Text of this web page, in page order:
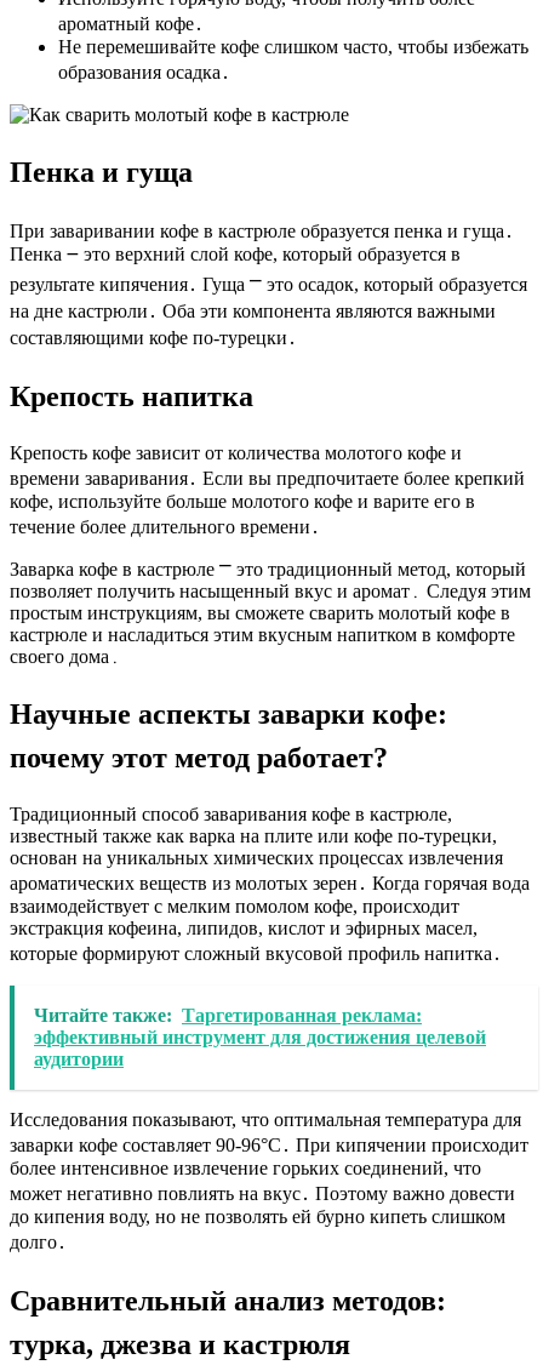
ароматный кофе․
Не перемешивайте кофе слишком часто, чтобы избежать
образования осадка․
Пенка и гуща
При заваривании кофе в кастрюле образуется пенка и гуща․
Пенка ౼ это верхний слой кофе, который образуется в
результате кипячения․ Гуща ⎻ это осадок, который образуется
на дне кастрюли․ Оба эти компонента являются важными
составляющими кофе по-турецки․
Крепость напитка
Крепость кофе зависит от количества молотого кофе и
времени заваривания․ Если вы предпочитаете более крепкий
кофе, используйте больше молотого кофе и варите его в
течение более длительного времени․
Заварка кофе в кастрюле ⎻ это традиционный метод, который
позволяет получить насыщенный вкус и аромат․ Следуя этим
простым инструкциям, вы сможете сварить молотый кофе в
кастрюле и насладиться этим вкусным напитком в комфорте
своего дома․
Научные аспекты заварки кофе:
почему этот метод работает?
Традиционный способ заваривания кофе в кастрюле,
известный также как варка на плите или кофе по-турецки,
основан на уникальных химических процессах извлечения
ароматических веществ из молотых зерен ․ Когда горячая вода
взаимодействует с мелким помолом кофе, происходит
экстракция кофеина, липидов, кислот и эфирных масел,
которые формируют сложный вкусовой профиль напитка․
Читайте также: Таргетированная реклама:
эффективный инструмент для достижения целевой
аудитории
Исследования показывают, что оптимальная температура для
заварки кофе составляет 90-96°C․ При кипячении происходит
более интенсивное извлечение горьких соединений, что
может негативно повлиять на вкус․ Поэтому важно довести
до кипения воду, но не позволять ей бурно кипеть слишком
долго․
Сравнительный анализ методов:
турка, джезва и кастрюля